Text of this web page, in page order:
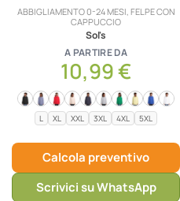
ABBIGLIAMENTO 0-24 MESI, FELPE CON
CAPPUCCIO
Sol's
A PARTIRE DA
10,99€
L XL XXL 3XL 4XL 5XL
Calcola preventivo
Scrivici su WhatsApp